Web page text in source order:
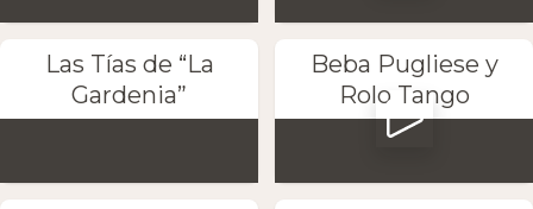
Las Tías de “La
Gardenia”
Beba Pugliese y
Rolo Tango